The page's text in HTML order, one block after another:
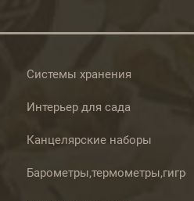
Системы хранения
Интерьер для сада
Канцелярские наборы